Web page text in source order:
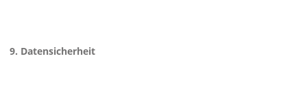
9. Datensicherheit